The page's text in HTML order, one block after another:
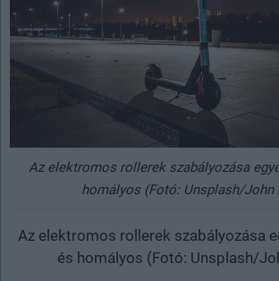
Az elektromos rollerek szabályozása
homályos (Fotó: Unsplash/John
Az elektromos rollerek szabályozása
és homályos (Fotó: Unsplash/